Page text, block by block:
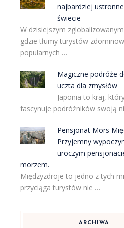
najbardziej
świecie
W dzisiejszym
gdzie tłumy turystów
popularnych …
Magiczne podróże
uczta dla zmysłów
Japonia to kraj,
fascynuje podróżników swoją
Pensjonat Mors
Przyjemny
uroczym
morzem.
Międzyzdroje to jedno z tych
przyciąga turystów nie …
ARCHIWA